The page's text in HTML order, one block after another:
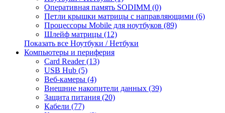
Оперативная память SODIMM (0)
Петли крышки матрицы с направляющими (6)
Процессоры Mobile для ноутбуков (89)
Шлейф матрицы (12)
Показать все Ноутбуки / Нетбуки
Компьютеры и периферия
Card Reader (13)
USB Hub (5)
Веб-камеры (4)
Внешние накопители данных (39)
Защита питания (20)
Кабели (77)